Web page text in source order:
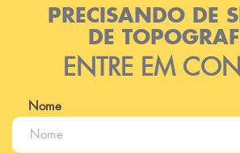
PRECISANDO DE
DE
ENTRE EM
Nome